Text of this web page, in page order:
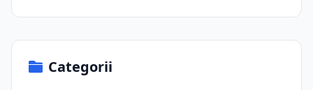
Categorii